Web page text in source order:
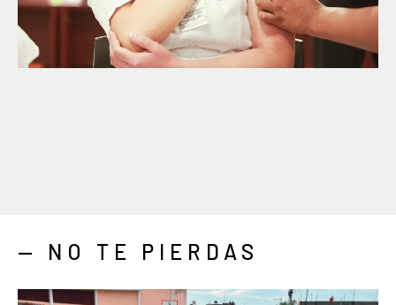
— NO TE PIERDAS